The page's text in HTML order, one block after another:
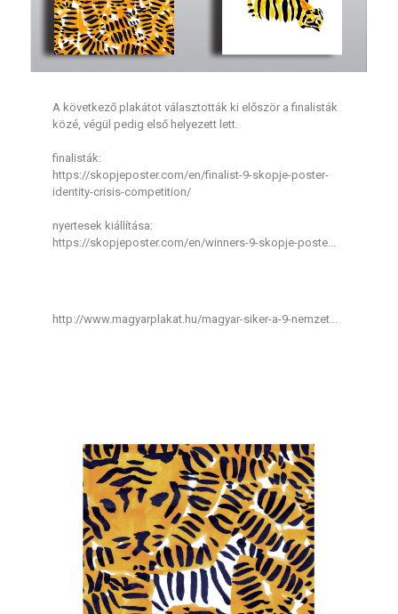
A következő plakátot választották ki először a finalisták
közé, végül pedig első helyezett lett.
finalisták:
https://skopjeposter.com/en/finalist-9-skopje-poster-
identity-crisis-competition/
nyertesek kiállítása:
https://skopjeposter.com/en/winners-9-skopje-poste...
http://www.magyarplakat.hu/magyar-siker-a-9-nemzet...